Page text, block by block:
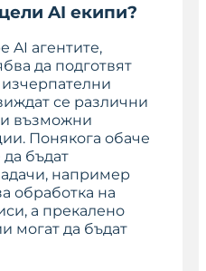
AI екипи?
AI агентите,
да подготвят
се различни
възможни
Понякога обаче
да бъдат
например
обработка на
а прекалено
могат да бъдат